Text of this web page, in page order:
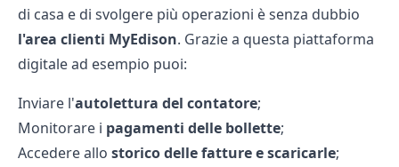
di casa e di svolgere più operazioni è senza dubbio
l'area clienti MyEdison. Grazie a questa piattaforma
digitale ad esempio puoi:
Inviare l'autolettura del contatore;
Monitorare i pagamenti delle bollette;
Accedere allo storico delle fatture e scaricarle;